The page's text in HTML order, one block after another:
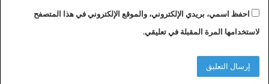
احفظ اسمي، بريدي الإلكتروني، والموقع الإلكتروني في هذا المتصفح
لاستخدامها المرة المقبلة في تعليقي.